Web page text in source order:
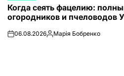
В
Когда сеять фацелию:
огородников и пчеловодов
on06.08.2026Запись
Марія Бобренко